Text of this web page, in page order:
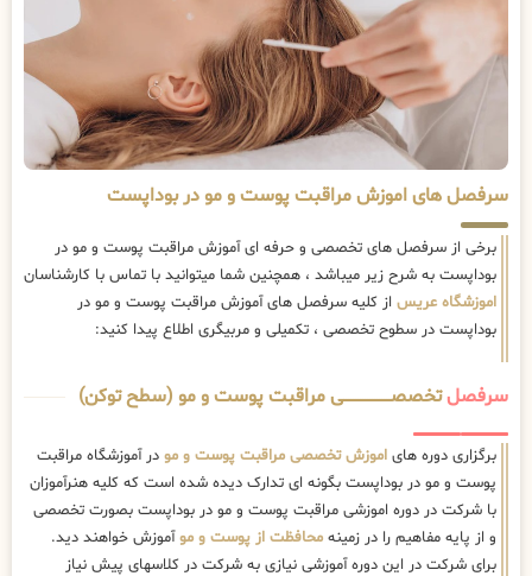
سرفصل های اموزش مراقبت پوست و مو در بوداپست
برخی از سرفصل های تخصصی و حرفه ای آموزش مراقبت پوست و مو در
بوداپست به شرح زیر میباشد ، همچنین شما میتوانید با تماس با کارشناسان
اموزشگاه عریس از کلیه سرفصل های آموزش مراقبت پوست و مو در
بوداپست در سطوح تخصصی ، تکمیلی و مربیگری اطلاع پیدا کنید:
سرفصلتخصصــــــــــــــــــــی مراقبت پوست و مو (سطح توکن)
برگزاری دوره های اموزش تخصصی مراقبت پوست و مو در آموزشگاه مراقبت
پوست و مو در بوداپست بگونه ای تدارک دیده شده است که کلیه هنرآموزان
با شرکت در دوره اموزشی مراقبت پوست و مو در بوداپست بصورت تخصصی
و از پایه مفاهیم را در زمینه محافظت از پوست و موآموزش خواهند دید.
برای شرکت در این دوره آموزشی نیازی به شرکت در کلاسهای پیش نیاز